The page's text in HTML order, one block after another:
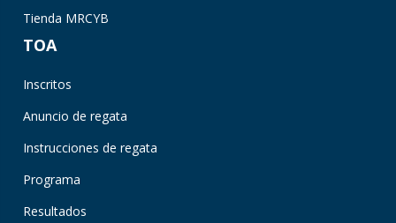
Tienda MRCYB
TOA
Inscritos
Anuncio de regata
Instrucciones de regata
Programa
Resultados